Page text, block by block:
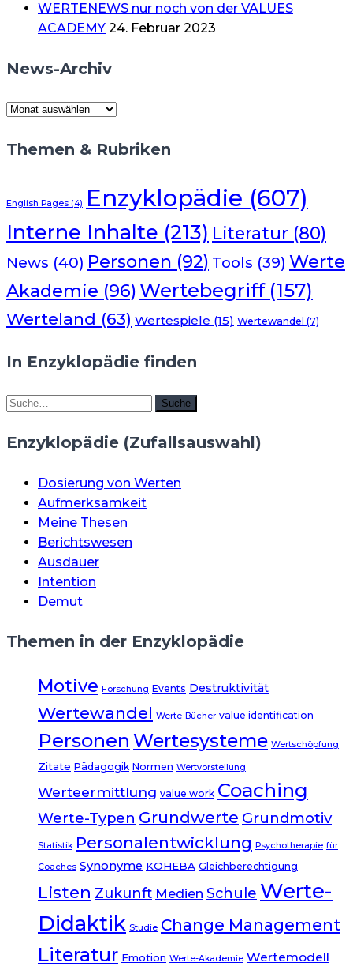
WERTENEWS nur noch von der VALUES
ACADEMY 24. Februar 2023
News-Archiv
News-
Themen & Rubriken
English Pages (4) Enzyklopädie (607)
Interne Inhalte (213) Literatur (80)
News (40) Personen (92) Tools (39) Werte
Akademie (96) Wertebegriff(157)
Werteland (63) Wertespiele (15) Wertewandel (7)
In Enzyklopädie finden
Suche Suche
Enzyklopädie (Zufallsauswahl)
Dosierung von Werten
Aufmerksamkeit
Meine Thesen
Berichtswesen
Ausdauer
Intention
Demut
Themen in der Enzyklopädie
Motive Forschung Events Destruktivität
Wertewandel Werte-Bücher value identification
Personen Wertesysteme Wertschöpfung
Zitate Pädagogik Normen Wertvorstellung
Werteermittlung value work Coaching
Werte-Typen Grundwerte Grundmotiv
Statistik Personalentwicklung Psychotherapie für
Coaches Synonyme KOHEBA Gleichberechtigung
Listen Zukunft Medien Schule Werte-
Didaktik Studie Change Management
Literatur Emotion Werte-Akademie Wertemodell